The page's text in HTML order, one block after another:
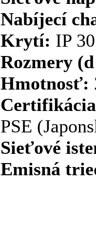
Nabíjecí
Krytí: IP 30
Rozmery
Hmotnosť:
PSE
Sieťové
Emisná